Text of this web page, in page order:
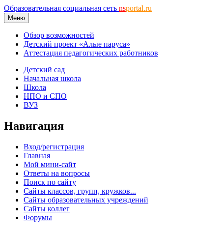
Образовательная социальная сеть nsportal.ru
Меню
Обзор возможностей
Детский проект «Алые паруса»
Аттестация педагогических работников
Детский сад
Начальная школа
Школа
НПО и СПО
ВУЗ
Навигация
Вход/регистрация
Главная
Мой мини-сайт
Ответы на вопросы
Поиск по сайту
Сайты классов, групп, кружков...
Сайты образовательных учреждений
Сайты коллег
Форумы